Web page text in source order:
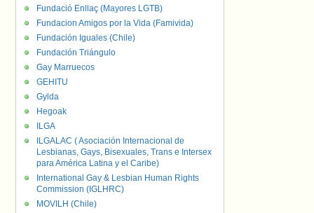
Fundació Enllaç (Mayores LGTB)
Fundacion Amigos por la Vida (Famivida)
Fundación Iguales (Chile)
Fundación Triángulo
Gay Marruecos
GEHITU
Gylda
Hegoak
ILGA
ILGALAC ( Asociación Internacional de
Lesbianas, Gays, Bisexuales, Trans e Intersex
para América Latina y el Caribe)
International Gay & Lesbian Human Rights
Commission (IGLHRC)
MOVILH (Chile)